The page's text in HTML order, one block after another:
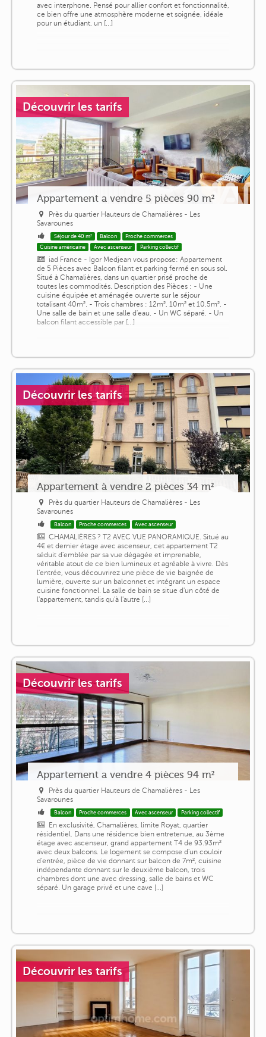
avec interphone. Pensé pour allier confort et fonctionnalité,
ce bien offre une atmosphère moderne et soignée, idéale
pour un étudiant, un [...]
Découvrir les tarifs
Appartement a vendre 5 pièces 90 m²
Près du quartier Hauteurs de Chamalières - Les
Savarounes
Séjour de 40 m² Balcon
Proche commerces
Cuisine américaine
Avec ascenseur Parking collectif
iad France - Igor Medjean vous propose: Appartement
de 5 Pièces avec Balcon filant et parking fermé en sous sol.
Situé à Chamalières, dans un quartier prisé proche de
toutes les commodités. Description des Pièces : - Une
cuisine équipée et aménagée ouverte sur le séjour
totalisant 40m². - Trois chambres : 12m², 10m² et 10.5m². -
Une salle de bain et une salle d'eau. - Un WC séparé. - Un
balcon filant accessible par [...]
Découvrir les tarifs
Appartement à vendre 2 pièces 34 m²
Près du quartier Hauteurs de Chamalières - Les
Savarounes
Balcon Proche commerces Avec ascenseur
CHAMALIÈRES ? T2 AVEC VUE PANORAMIQUE. Situé au
4€ et dernier étage avec ascenseur, cet appartement T2
séduit d'emblée par sa vue dégagée et imprenable,
véritable atout de ce bien lumineux et agréable à vivre. Dès
l'entrée, vous découvrirez une pièce de vie baignée de
lumière, ouverte sur un balconnet et intégrant un espace
cuisine fonctionnel. La salle de bain se situe d'un côté de
l'appartement, tandis qu'à l'autre [...]
Découvrir les tarifs
Appartement a vendre 4 pièces 94 m²
Près du quartier Hauteurs de Chamalières - Les
Savarounes
Balcon Proche commerces Avec ascenseur Parking collectif
En exclusivité, Chamalières, limite Royat, quartier
résidentiel. Dans une résidence bien entretenue, au 3ème
étage avec ascenseur, grand appartement T4 de 93.93m²
avec deux balcons. Le logement se compose d'un couloir
d'entrée, pièce de vie donnant sur balcon de 7m², cuisine
indépendante donnant sur le deuxième balcon, trois
chambres dont une avec dressing, salle de bains et WC
séparé. Un garage privé et une cave [...]
Découvrir les tarifs